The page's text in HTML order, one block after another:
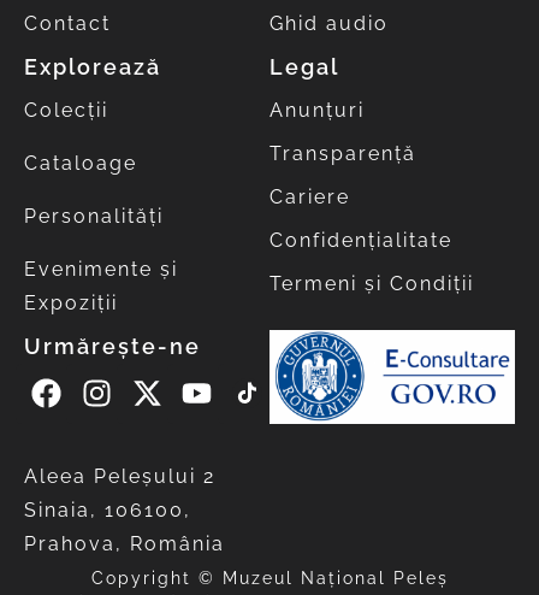
Contact Ghid audio
Explorează
Colecții
Cataloage
Personalități
Evenimente și
Expoziții
Legal
Anunțuri
Transparență
Cariere
Confidențialitate
Termeni și Condiții
Urmărește-ne
Aleea Peleşului 2
Sinaia, 106100,
Prahova, România
Copyright © Muzeul Național Peleș